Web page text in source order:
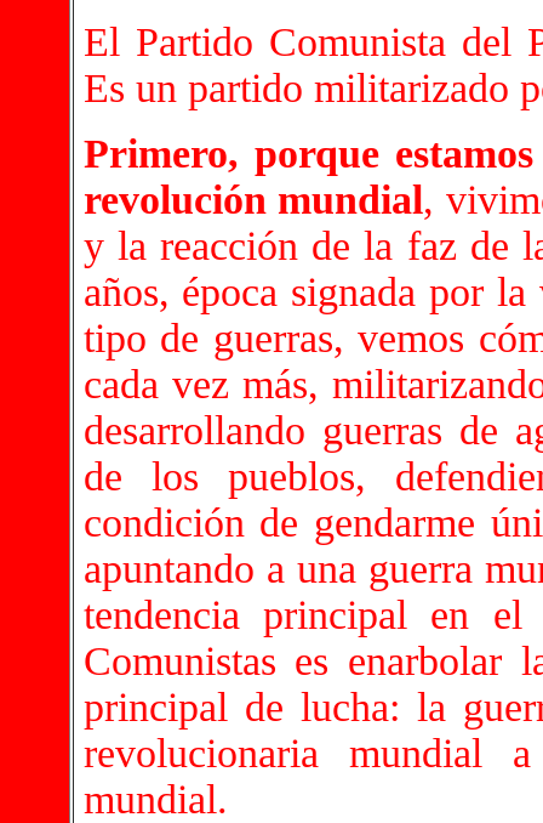
El Partido Comunista del
Es un partido militarizado
Primero, porque
revolución mundial,
y la reacción de la faz de
años, época signada por
tipo de guerras, vemos
cada vez más,
desarrollando guerras de
de los pueblos,
condición de gendarme
apuntando a una guerra
tendencia principal en
Comunistas es enarbolar
principal de lucha: la
revolucionaria mundial
mundial.